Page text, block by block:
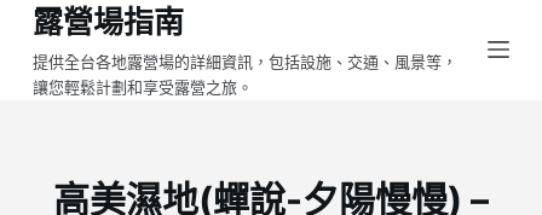
跳
至
主
露營場指南
提供全台各地露營場的詳細資訊，包括設施、交通、風景等，
讓您輕鬆計劃和享受露營之旅。
高美濕地(蟬說-夕陽慢慢) –